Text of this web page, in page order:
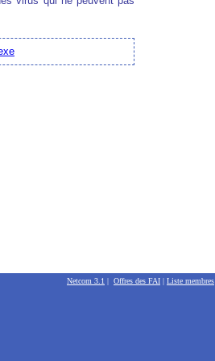
Netcom 3.1 | Offres des FAI | Liste membres